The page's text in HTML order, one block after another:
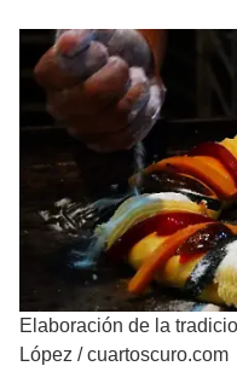
Elaboración de la
López / cuartoscuro.com